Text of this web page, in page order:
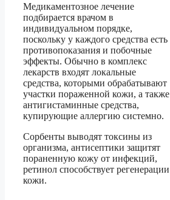
Медикаментозное лечение
подбирается врачом в
индивидуальном порядке,
поскольку у каждого средства есть
противопоказания и побочные
эффекты. Обычно в комплекс
лекарств входят локальные
средства, которыми обрабатывают
участки пораженной кожи, а также
антигистаминные средства,
купирующие аллергию системно.
Сорбенты выводят токсины из
организма, антисептики защитят
пораненную кожу от инфекций,
ретинол способствует регенерации
кожи.